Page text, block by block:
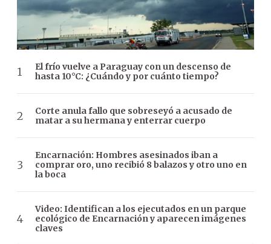
El frío vuelve a Paraguay con un descenso de
hasta 10°C: ¿Cuándo y por cuánto tiempo?
Corte anula fallo que sobreseyó a acusado de
matar a su hermana y enterrar cuerpo
Encarnación: Hombres asesinados iban a
comprar oro, uno recibió 8 balazos y otro uno en
la boca
Video: Identifican a los ejecutados en un parque
ecológico de Encarnación y aparecen imágenes
claves